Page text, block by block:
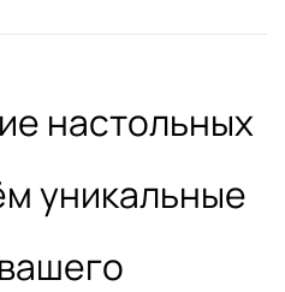
настольных
уникальные